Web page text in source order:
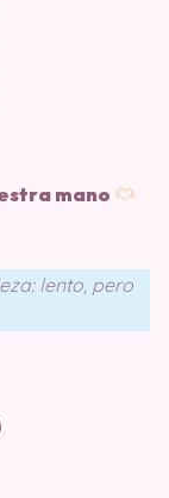
mano
lento, pero